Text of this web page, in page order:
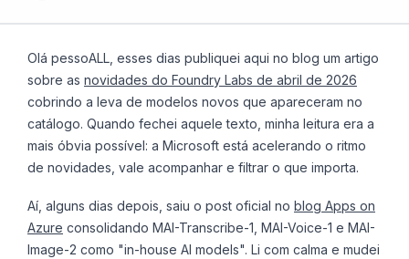
Olá pessoALL, esses dias publiquei aqui no blog um artigo
sobre as novidades do Foundry Labs de abril de 2026
cobrindo a leva de modelos novos que apareceram no
catálogo. Quando fechei aquele texto, minha leitura era a
mais óbvia possível: a Microsoft está acelerando o ritmo
de novidades, vale acompanhar e filtrar o que importa.
Aí, alguns dias depois, saiu o post oficial no blog Apps on
Azure consolidando MAI-Transcribe-1, MAI-Voice-1 e MAI-
Image-2 como "in-house AI models". Li com calma e mudei